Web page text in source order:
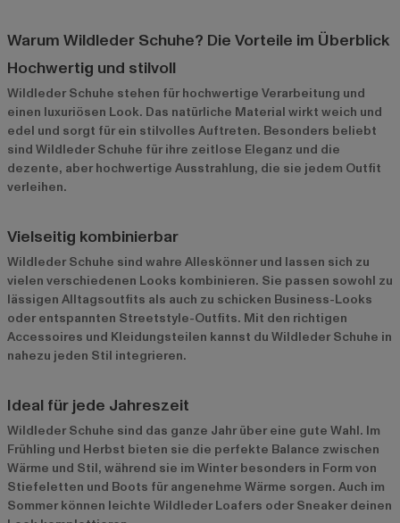
Warum Wildleder Schuhe? Die Vorteile im Überblick
Hochwertig und stilvoll
Wildleder Schuhe stehen für hochwertige Verarbeitung und
einen luxuriösen Look. Das natürliche Material wirkt weich und
edel und sorgt für ein stilvolles Auftreten. Besonders beliebt
sind Wildleder Schuhe für ihre zeitlose Eleganz und die
dezente, aber hochwertige Ausstrahlung, die sie jedem Outfit
verleihen.
Vielseitig kombinierbar
Wildleder Schuhe sind wahre Alleskönner und lassen sich zu
vielen verschiedenen Looks kombinieren. Sie passen sowohl zu
lässigen Alltagsoutfits als auch zu schicken Business-Looks
oder entspannten Streetstyle-Outfits. Mit den richtigen
Accessoires und Kleidungsteilen kannst du Wildleder Schuhe in
nahezu jeden Stil integrieren.
Ideal für jede Jahreszeit
Wildleder Schuhe sind das ganze Jahr über eine gute Wahl. Im
Frühling und Herbst bieten sie die perfekte Balance zwischen
Wärme und Stil, während sie im Winter besonders in Form von
Stiefeletten und Boots für angenehme Wärme sorgen. Auch im
Sommer können leichte Wildleder Loafers oder Sneaker deinen